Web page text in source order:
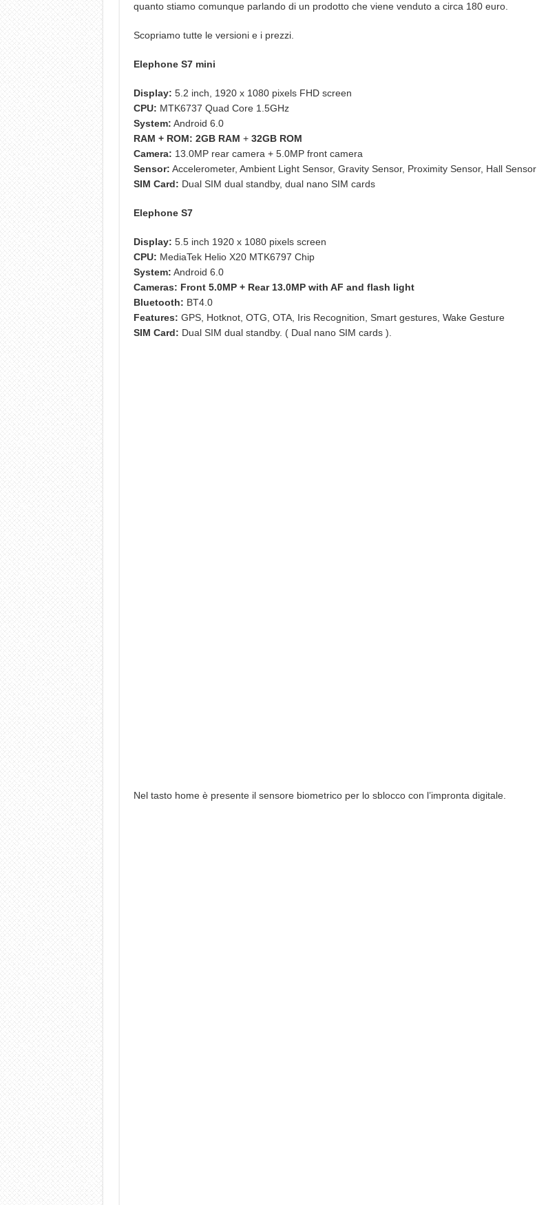
quanto stiamo comunque parlando di un prodotto che viene venduto a circa 180 euro.
Scopriamo tutte le versioni e i prezzi.
Elephone S7 mini
Display: 5.2 inch, 1920 x 1080 pixels FHD screen
CPU: MTK6737 Quad Core 1.5GHz
System: Android 6.0
RAM + ROM: 2GB RAM + 32GB ROM
Camera: 13.0MP rear camera + 5.0MP front camera
Sensor: Accelerometer, Ambient Light Sensor, Gravity Sensor, Proximity Sensor, Hall Sensor
SIM Card: Dual SIM dual standby, dual nano SIM cards
Elephone S7
Display: 5.5 inch 1920 x 1080 pixels screen
CPU: MediaTek Helio X20 MTK6797 Chip
System: Android 6.0
Cameras: Front 5.0MP + Rear 13.0MP with AF and flash light
Bluetooth: BT4.0
Features: GPS, Hotknot, OTG, OTA, Iris Recognition, Smart gestures, Wake Gesture
SIM Card: Dual SIM dual standby. ( Dual nano SIM cards ).
Nel tasto home è presente il sensore biometrico per lo sblocco con l’impronta digitale.